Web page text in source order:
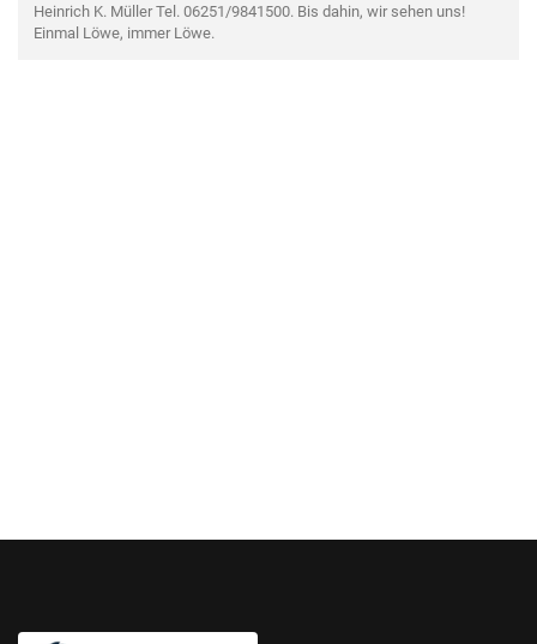
Heinrich K. Müller Tel. 06251/9841500. Bis dahin, wir sehen uns!
Einmal Löwe, immer Löwe.